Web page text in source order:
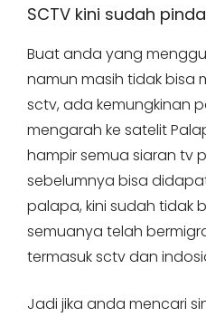
SCTV kini sudah
Buat anda yang
namun masih tidak bisa
sctv, ada kemungkinan
mengarah ke satelit
hampir semua siaran tv
sebelumnya bisa
palapa, kini sudah tidak
semuanya telah
termasuk sctv dan
Jadi jika anda mencari